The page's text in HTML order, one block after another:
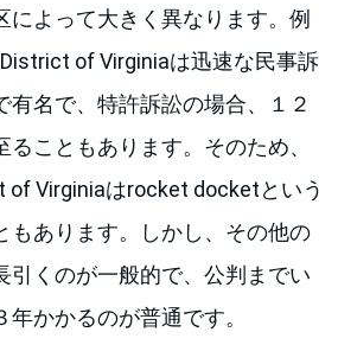
によって大きく異なります。例
of Virginiaは迅速な民事訴
有名で、特許訴訟の場合、１２
ることもあります。そのため、
of Virginiaはrocket docketという
もあります。しかし、その他の
引くのが一般的で、公判までい
年かかるのが普通です。